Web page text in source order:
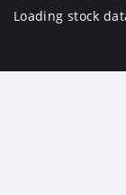
Loading stock